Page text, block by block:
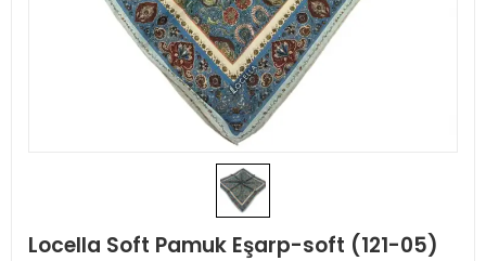
Locella Soft Pamuk Eşarp-soft (121-05)